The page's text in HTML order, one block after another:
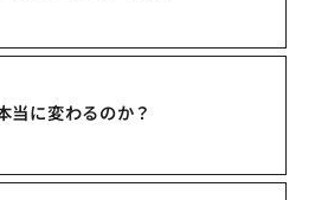
当に変わるのか？